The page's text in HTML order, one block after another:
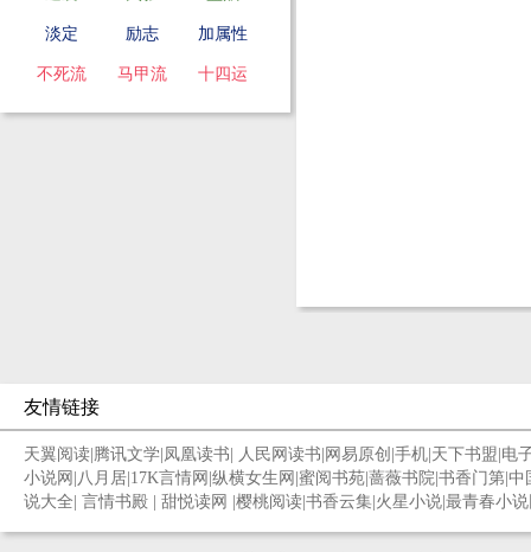
淡定 励志 加属性
不死流 马甲流 十四运
友情链接
天翼阅读 腾讯文学 凤凰读书 人民网读书 网易原创 手机 天下书盟 电
小说网 八月居 17K言情网 纵横女生网 蜜阅书苑 蔷薇书院 书香门第 中
说大全 言情书殿 甜悦读网 樱桃阅读 书香云集 火星小说 最青春小